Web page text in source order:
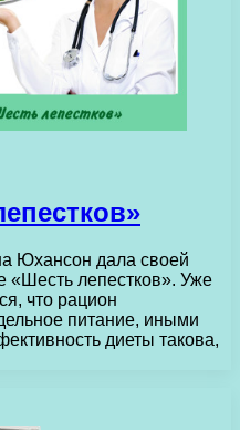
Юхансон дала своей
«Шесть лепестков». Уже
что рацион
питание, иными
диеты такова,